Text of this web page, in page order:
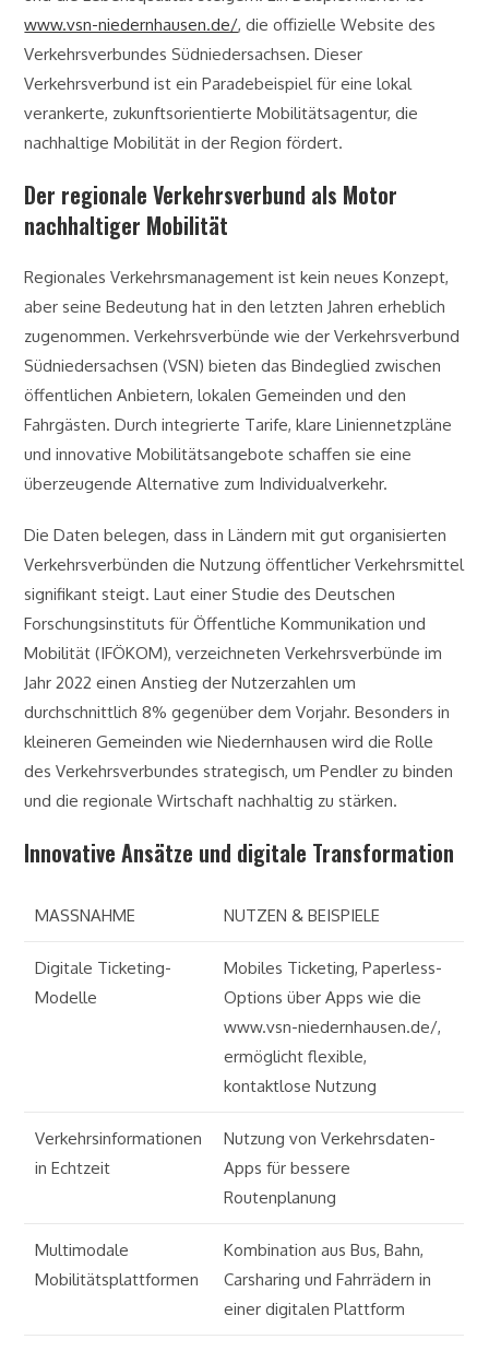
www.vsn-niedernhausen.de/, die offizielle Website des
Verkehrsverbundes Südniedersachsen. Dieser
Verkehrsverbund ist ein Paradebeispiel für eine lokal
verankerte, zukunftsorientierte Mobilitätsagentur, die
nachhaltige Mobilität in der Region fördert.
Der regionale Verkehrsverbund als Motor
nachhaltiger Mobilität
Regionales Verkehrsmanagement ist kein neues Konzept,
aber seine Bedeutung hat in den letzten Jahren erheblich
zugenommen. Verkehrsverbünde wie derVerkehrsverbund
Südniedersachsen (VSN) bieten das Bindeglied zwischen
öffentlichen Anbietern, lokalen Gemeinden und den
Fahrgästen. Durch integrierte Tarife, klare Liniennetzpläne
und innovative Mobilitätsangebote schaffen sie eine
überzeugende Alternative zum Individualverkehr.
Die Daten belegen, dass in Ländern mit gut organisierten
Verkehrsverbünden die Nutzung öffentlicher Verkehrsmittel
signifikant steigt. Laut einer Studie des Deutschen
Forschungsinstituts für Öffentliche Kommunikation und
Mobilität (IFÖKOM), verzeichneten Verkehrsverbünde im
Jahr 2022 einen Anstieg der Nutzerzahlen um
durchschnittlich 8% gegenüber dem Vorjahr. Besonders in
kleineren Gemeinden wie Niedernhausen wird die Rolle
des Verkehrsverbundes strategisch, um Pendler zu binden
und die regionale Wirtschaft nachhaltig zu stärken.
Innovative Ansätze und digitale Transformation
MASSNAHME NUTZEN & BEISPIELE
Digitale Ticketing-
Modelle
Mobiles Ticketing, Paperless-
Options über Apps wie die
www.vsn-niedernhausen.de/,
ermöglicht flexible,
kontaktlose Nutzung
Verkehrsinformationen
in Echtzeit
Nutzung von Verkehrsdaten-
Apps für bessere
Routenplanung
Multimodale
Mobilitätsplattformen
Kombination aus Bus, Bahn,
Carsharing und Fahrrädern in
einer digitalen Plattform